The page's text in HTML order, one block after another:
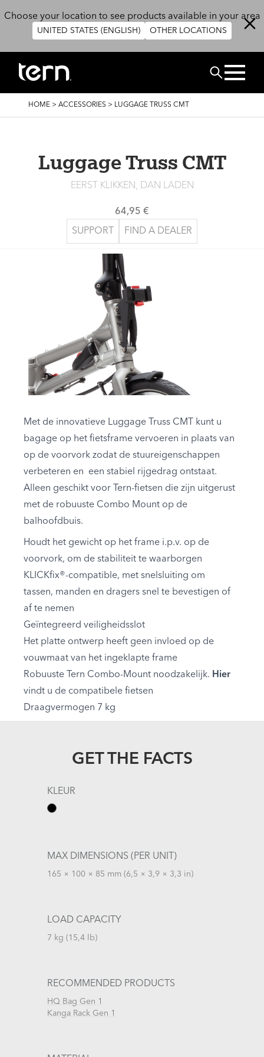
Choose your location to see products available in your area
UNITED STATES (ENGLISH) OTHER LOCATIONS
ZOEK
BREADCRUMB
HOME > ACCESSORIES > LUGGAGE TRUSS CMT
Luggage Truss CMT
EERST KLIKKEN, DAN LADEN
64,95 €
SUPPORT FIND A DEALER
Met de innovatieve Luggage Truss CMT kunt u
bagage op het fietsframe vervoeren in plaats van
op de voorvork zodat de stuureigenschappen
verbeteren en een stabiel rijgedrag ontstaat.
Alleen geschikt voor Tern-fietsen die zijn uitgerust
met de robuuste Combo Mount op de
balhoofdbuis.
Houdt het gewicht op het frame i.p.v. op de
voorvork, om de stabiliteit te waarborgen
KLICKfix®-compatible, met snelsluiting om
tassen, manden en dragers snel te bevestigen of
af te nemen
Geïntegreerd veiligheidsslot
Het platte ontwerp heeft geen invloed op de
vouwmaat van het ingeklapte frame
Robuuste Tern Combo-Mount noodzakelijk. Hier
vindt u de compatibele fietsen
Draagvermogen 7 kg
GET THE FACTS
KLEUR
MAX DIMENSIONS (PER UNIT)
165 × 100 × 85 mm (6,5 × 3,9 × 3,3 in)
LOAD CAPACITY
7 kg (15,4 lb)
RECOMMENDED PRODUCTS
HQ Bag Gen 1
Kanga Rack Gen 1